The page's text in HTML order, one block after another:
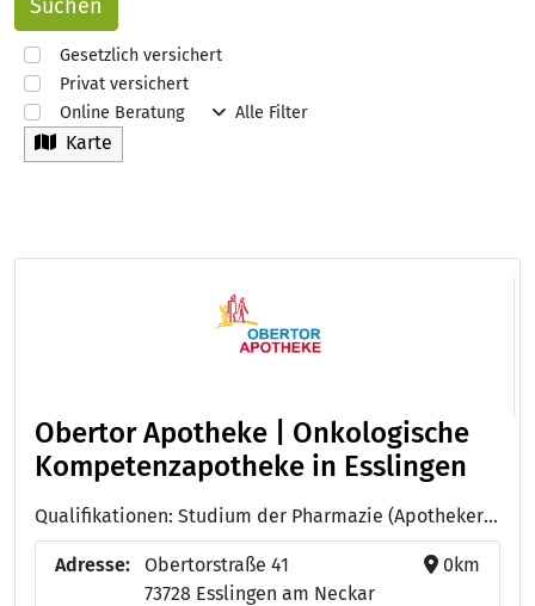
Gesetzlich versichert
Privat versichert
Online Beratung
Alle Filter
Karte
Obertor Apotheke | Onkologische
Kompetenzapotheke in Esslingen
Qualifikationen: Studium der Pharmazie (Apotheker:in), Zertifiziert nach QuabpoS - DGOP, INTERTEK nach DIN EN ISO 9001:2015 zertifiziert
Adresse:
Obertorstraße 41
73728 Esslingen am Neckar
0km